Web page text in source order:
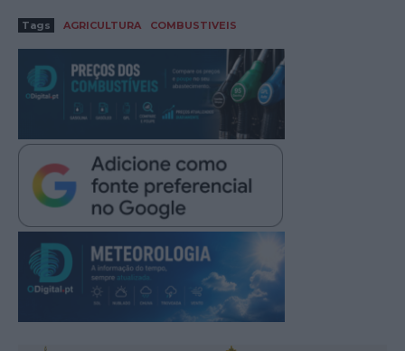
Tags AGRICULTURA COMBUSTIVEIS